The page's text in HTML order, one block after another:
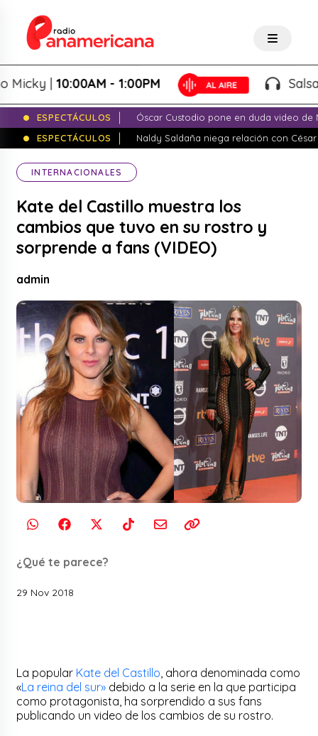
|10:00AM - 1:00PM Salsa de
ESPECTÁCULOS
Óscar Custodio pone en duda video de
ESPECTÁCULOS
Naldy Saldaña niega relación con
INTERNACIONALES
Kate del Castillo muestra los
cambios que tuvo en su rostro y
sorprende a fans (VIDEO)
admin
¿Qué te parece?
29 Nov 2018
La popular Kate del Castillo , ahora denominada como
«La reina del sur» debido a la serie en la que participa
como protagonista, ha sorprendido a sus fans
publicando un video de los cambios de su rostro.